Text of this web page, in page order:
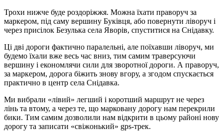
Трохи нижче буде роздоріжжя. Можна їхати праворуч за
маркером, під саму вершину Буківця, або повернути ліворуч і
через присілок Безулька села Яворів, спуститися на Снідавку.
Ці дві дороги фактично паралельні, але поїхавши ліворуч, ми
будемо їхали вже весь час вниз, тим самим траверсуючи
вершину і економлячи сили для зворотної дороги. А праворуч,
за маркером, дорога біжить знову вгору, а згодом спускається
практично в центр села Снідавка.
Ми вибрали «лівий» легший і коротший маршрут не через
лінь та втому, а через те, що марковану дорогу нам перекрили
бики. Тим самим дозволили нам відкрити в цьому районі нову
дорогу та записати «свіжонький» gps-трек.